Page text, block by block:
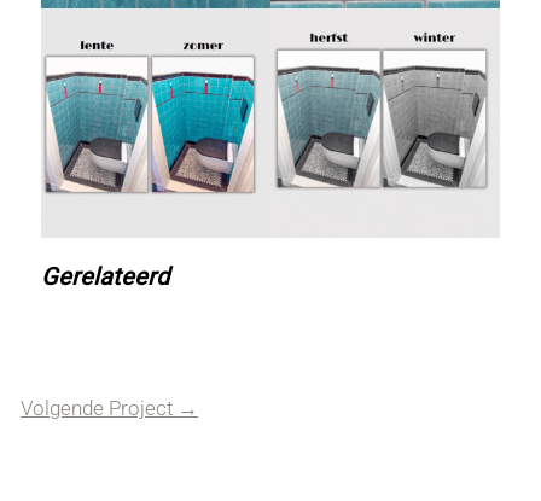
Gerelateerd
Volgende Project →